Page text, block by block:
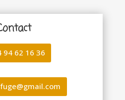
94 62 16 36